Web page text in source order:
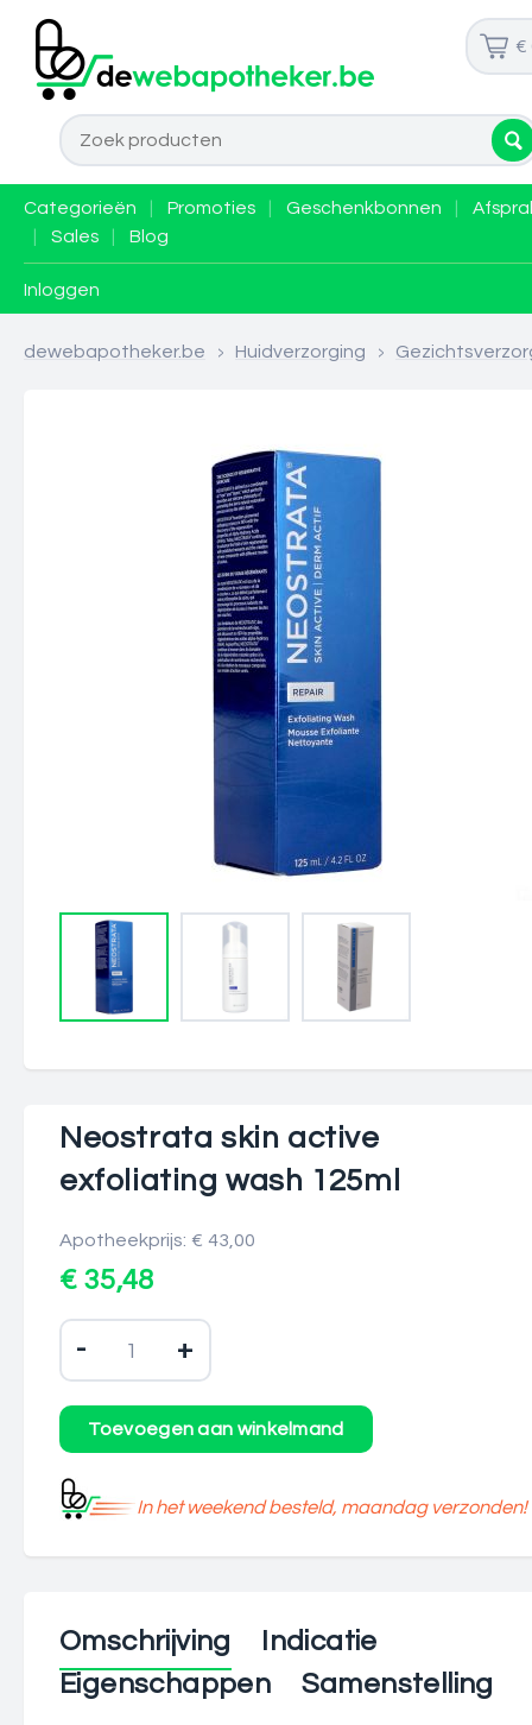
€
Categorieën Promoties Geschenkbonnen
Sales Blog
Inloggen
dewebapotheker.be > Huidverzorging >
Neostrata skin active
exfoliating wash 125ml
Apotheekprijs: € 43,00
€ 35,48
- +
In het weekend besteld, maandag verzonden!
Omschrijving
Indicatie
Eigenschappen
Samenstelling